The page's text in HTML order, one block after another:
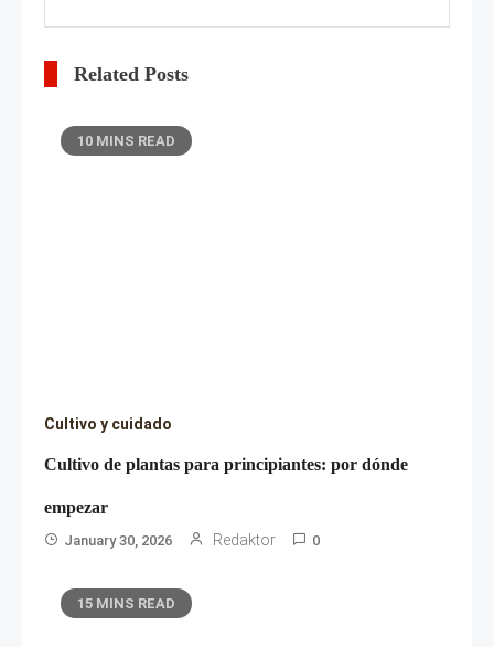
Related Posts
10 MINS READ
Cultivo y cuidado
Cultivo de plantas para principiantes: por dónde
empezar
January 30, 2026 Redaktor 0
15 MINS READ